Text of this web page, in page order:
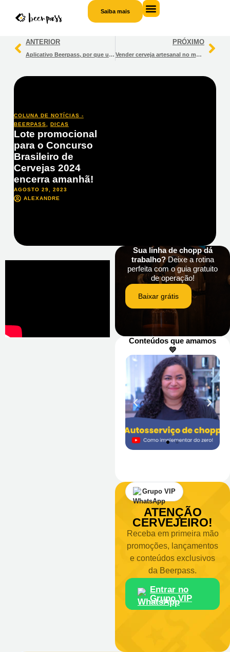
Saiba mais
ANTERIOR
Aplicativo Beerpass, por que utilizar? Guia definitivo!
PRÓXIMO
Vender cerveja artesanal no meu bar: 6 dicas indispensáveis!
COLUNA DE NOTÍCIAS -
BEERPASS
DICAS
Lote promocional
para o Concurso
Brasileiro de
Cervejas 2024
encerra amanhã!
AGOSTO 29, 2023
ALEXANDRE
Sua linha de chopp dá
trabalho?Deixe a rotina
perfeita com o guia gratuito
de operação!
Baixar grátis
Conteúdos que amamos
💛
Grupo VIP
ATENÇÃO
CERVEJEIRO!
Receba em primeira mão
promoções, lançamentos
e conteúdos exclusivos
da Beerpass.
Entrar no
Grupo VIP